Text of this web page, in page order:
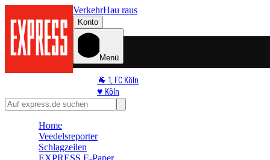
VerkehrHau raus
Konto
Menü
🐐 1. FC Köln
♥️ Köln
⭐ Promi
🛒 Shoppingwelt
Home
Veedelsreporter
Schlagzeilen
EXPRESS E-Paper